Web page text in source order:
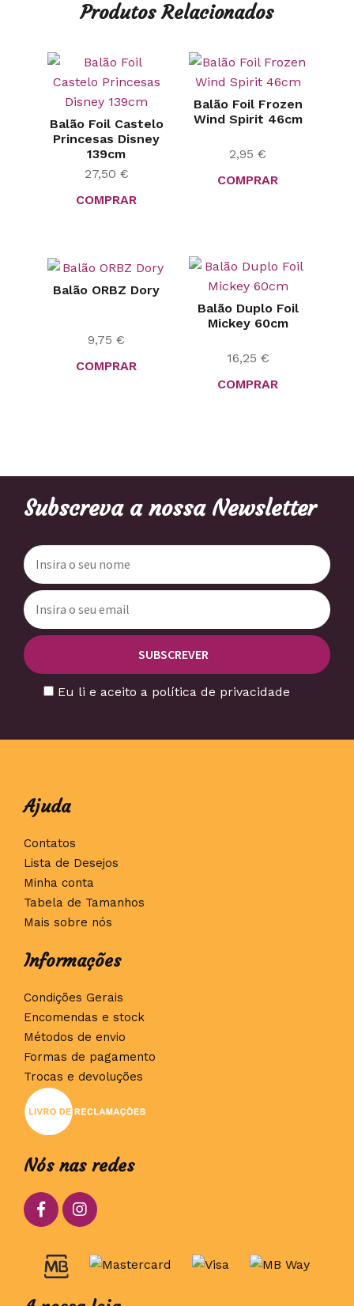
Produtos Relacionados
Balão Foil Castelo
Princesas Disney
139cm
27,50 €
COMPRAR
Balão Foil Frozen
Wind Spirit 46cm
2,95 €
COMPRAR
Balão ORBZ Dory
9,75 €
COMPRAR
Balão Duplo Foil
Mickey 60cm
16,25 €
COMPRAR
Subscreva a nossa Newsletter
Eu li e aceito a política de privacidade
Ajuda
Contatos
Lista de Desejos
Minha conta
Tabela de Tamanhos
Mais sobre nós
Informações
Condições Gerais
Encomendas e stock
Métodos de envio
Formas de pagamento
Trocas e devoluções
Nós nas redes